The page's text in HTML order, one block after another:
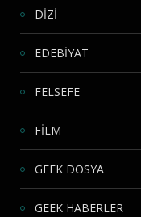
DİZİ
EDEBİYAT
FELSEFE
FİLM
GEEK DOSYA
GEEK HABERLER